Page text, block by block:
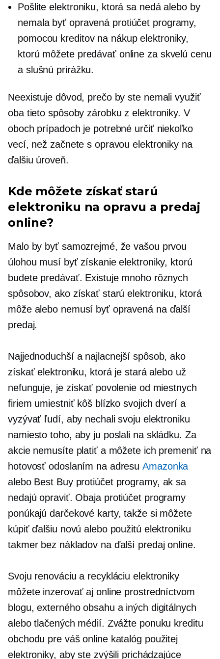
Pošlite elektroniku, ktorá sa nedá alebo by
nemala byť opravená protiúčet programy,
pomocou kreditov na nákup elektroniky,
ktorú môžete predávať online za skvelú cenu
a slušnú prirážku.
Neexistuje dôvod, prečo by ste nemali využiť
oba tieto spôsoby zárobku z elektroniky. V
oboch prípadoch je potrebné určiť niekoľko
vecí, než začnete s opravou elektroniky na
ďalšiu úroveň.
Kde môžete získať starú
elektroniku na opravu a predaj
online?
Malo by byť samozrejmé, že vašou prvou
úlohou musí byť získanie elektroniky, ktorú
budete predávať. Existuje mnoho rôznych
spôsobov, ako získať starú elektroniku, ktorá
môže alebo nemusí byť opravená na ďalší
predaj.
Najjednoduchší a najlacnejší spôsob, ako
získať elektroniku, ktorá je stará alebo už
nefunguje, je získať povolenie od miestnych
firiem umiestniť kôš blízko svojich dverí a
vyzývať ľudí, aby nechali svoju elektroniku
namiesto toho, aby ju poslali na skládku. Za
akcie nemusíte platiť a môžete ich premeniť na
hotovosť odoslaním na adresuAmazonka
alebo Best Buy protiúčetprogramy, ak sa
nedajú opraviť. Obaja protiúčetprogramy
ponúkajú darčekové karty, takže si môžete
kúpiť ďalšiu novú alebo použitú elektroniku
takmer bez nákladov na ďalší predaj online.
Svoju renováciu a recykláciu elektroniky
môžete inzerovať aj online prostredníctvom
blogu, externého obsahu a iných digitálnych
alebo tlačených médií. Zvážte ponuku kreditu
obchodu pre váš online katalóg použitej
elektroniky, aby ste zvýšili prichádzajúce